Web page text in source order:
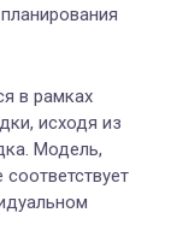
в рамках
исходя из
Модель,